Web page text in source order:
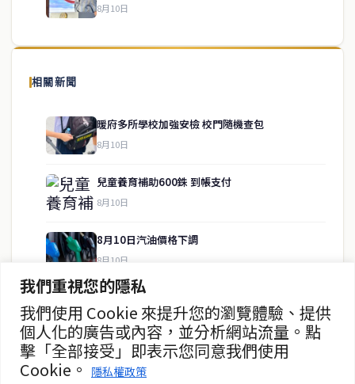
我們重視您的隱私
我們使用 Cookie 來提升您的瀏覽體驗、提供
個人化的廣告或內容，並分析網站流量。點
擊「全部接受」即表示您同意我們使用
Cookie。
隱私權政策
8月10日
相關新聞
暖府多所學校加強安檢 校門隨機查包
8月10日
兒童養育補助600銖 到帳支付
8月10日
8月10日汽油價格下調
8月10日
政府催83萬民眾人驗證福利卡
8月10日
女星帕帕達發文反擊網路攻擊
8月10日
關於我們
泰國中文新聞（TCN）是一家總部設於曼谷的中文新聞媒體，致力於
供即時、客觀、多元的中文新聞內容。
房地產
聯絡資訊
歡迎來信洽詢合作事宜
或提供新聞線索